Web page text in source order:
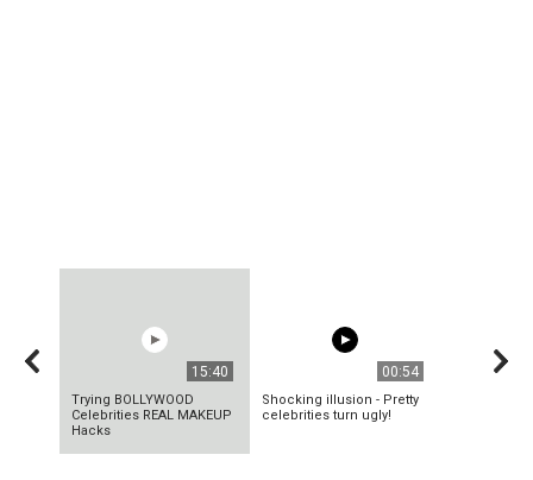
15:40
Trying BOLLYWOOD
Celebrities REAL MAKEUP
Hacks
00:54
Shocking illusion - Pretty
celebrities turn ugly!